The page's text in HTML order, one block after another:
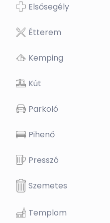
Elsősegély
Étterem
Kemping
Kút
Parkoló
Pihenő
Presszó
Szemetes
Templom